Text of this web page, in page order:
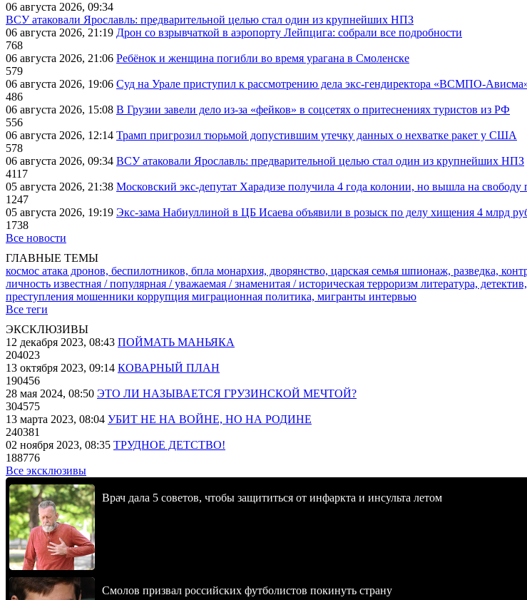
06 августа 2026, 09:34
ВСУ атаковали Ярославль: предварительной целью стал один из крупнейших НПЗ
06 августа 2026, 21:19 Дрон со взрывчаткой в аэропорту Лейпцига: собрали все подробности
768
06 августа 2026, 21:06 Ребёнок и женщина погибли во время урагана в Смоленске
579
06 августа 2026, 19:06 Суд на Урале приступил к рассмотрению дела экс-гендиректора «ВСМПО-
486
06 августа 2026, 15:08 В Грузии завели дело из-за «фейков» в соцсетях о притеснениях туристов из РФ
556
06 августа 2026, 12:14 Трамп пригрозил тюрьмой допустившим утечку данных о нехватке ракет у США
578
06 августа 2026, 09:34 ВСУ атаковали Ярославль: предварительной целью стал один из крупнейших НПЗ
4117
05 августа 2026, 21:38 Московский экс-депутат Харадизе получила 4 года колонии, но вышла на свободу
1247
05 августа 2026, 19:19 Экс-зама Набиуллиной в ЦБ Исаева объявили в розыск по делу хищения 4 млрд
1738
Все новости
ГЛАВНЫЕ ТЕМЫ
космос атака дронов, беспилотников, бпла монархия, дворянство, царская семья шпионаж, разведка,
личность известная / популярная / уважаемая / знаменитая / историческая терроризм литература,
преступления мошенники коррупция миграционная политика, мигранты интервью
Все теги
ЭКСКЛЮЗИВЫ
12 декабря 2023, 08:43 ПОЙМАТЬ МАНЬЯКА
204023
13 октября 2023, 09:14 КОВАРНЫЙ ПЛАН
190456
28 мая 2024, 08:50 ЭТО ЛИ НАЗЫВАЕТСЯ ГРУЗИНСКОЙ МЕЧТОЙ?
304575
13 марта 2023, 08:04 УБИТ НЕ НА ВОЙНЕ, НО НА РОДИНЕ
240381
02 ноября 2023, 08:35 ТРУДНОЕ ДЕТСТВО!
188776
Все эксклюзивы
Врач дала 5 советов, чтобы защититься от инфаркта и инсульта летом
Смолов призвал российских футболистов покинуть страну